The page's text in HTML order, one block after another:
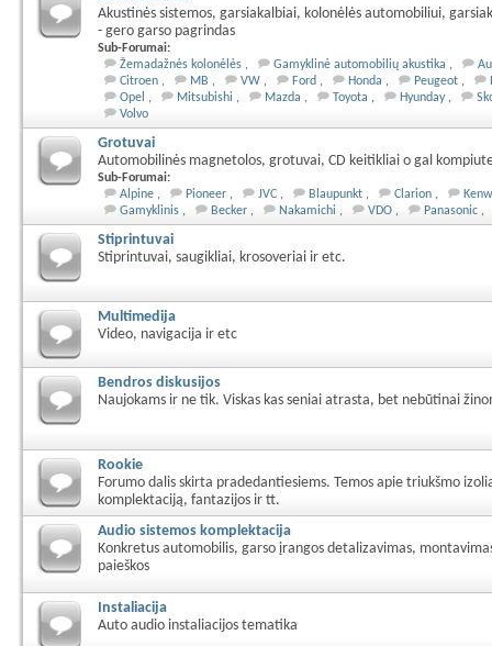
Akustinės sistemos, garsiakalbiai, kolonėlės automobiliui,
- gero garso pagrindas
Sub-Forumai:
Žemadažnės kolonėlės
Gamyklinė automobilių akustika
Citroen
MB VW Ford Honda Peugeot
Opel
Mitsubishi Mazda Toyota Hyunday
Volvo
Grotuvai
Automobilinės magnetolos, grotuvai, CD keitikliai o gal
Sub-Forumai:
Alpine
Pioneer JVC Blaupunkt Clarion
Gamyklinis
Becker Nakamichi VDO Panasonic
Stiprintuvai
Stiprintuvai, saugikliai, krosoveriai ir etc.
Multimedija
Video, navigacija ir etc
Bendros diskusijos
Naujokams ir ne tik. Viskas kas seniai atrasta, bet nebūtinai
Rookie
Forumo dalis skirta pradedantiesiems. Temos apie triukšmo
komplektaciją, fantazijos ir tt.
Audio sistemos komplektacija
Konkretus automobilis, garso įrangos detalizavimas,
paieškos
Instaliacija
Auto audio instaliacijos tematika